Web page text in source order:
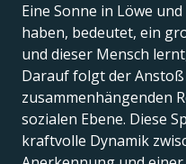
Eine Sonne in Löwe
haben, bedeutet, ein
und dieser Mensch
Darauf folgt der Anstoß
zusammenhängenden
sozialen Ebene. Diese
kraftvolle Dynamik